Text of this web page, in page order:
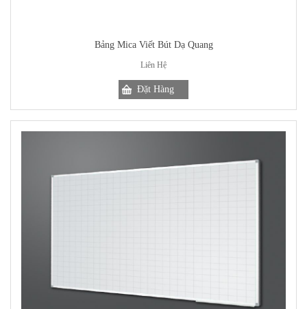
Bảng Mica Viết Bút Dạ Quang
Liên Hệ